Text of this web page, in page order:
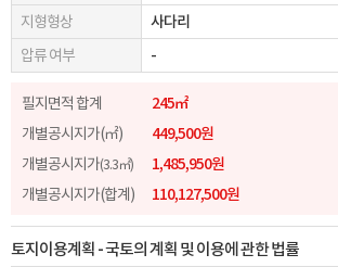
지형형상
사다리
압류 여부
-
필지면적 합계
245㎡
개별공시지가(㎡)
449,500원
개별공시지가(3.3㎡)
1,485,950원
개별공시지가(합계)
110,127,500원
토지이용계획 - 국토의 계획 및 이용에 관한 법률